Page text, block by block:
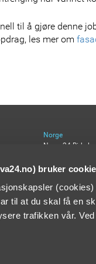
bruker
til at du skal få en
trafikken vår.
til å gjøre denne
les mer om
Norge
Norva24
Norva24 Gravco
Norva24
Norva24
Norva24 Multi
at vi kan gjøre våre